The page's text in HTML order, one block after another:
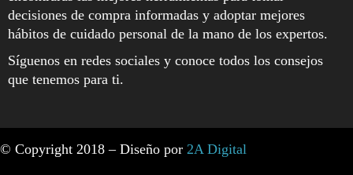
decisiones de compra informadas y adoptar mejores
hábitos de cuidado personal de la mano de los expertos.
Síguenos en redes sociales y conoce todos los consejos
que tenemos para ti.
© Copyright 2018 – Diseño por 2A Digital